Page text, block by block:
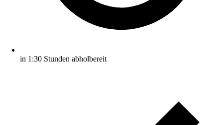
in 1:30 Stunden abholbereit